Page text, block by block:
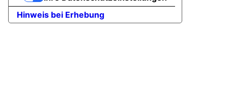
Hinweis bei Erhebung